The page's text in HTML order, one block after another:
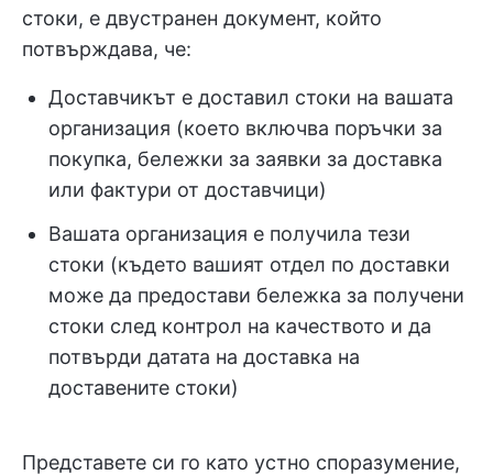
стоки, е двустранен документ, който
потвърждава, че:
Доставчикът е доставил стоки на вашата
организация (което включва поръчки за
покупка, бележки за заявки за доставка
или фактури от доставчици)
Вашата организация е получила тези
стоки (където вашият отдел по доставки
може да предостави бележка за получени
стоки след контрол на качеството и да
потвърди датата на доставка на
доставените стоки)
Представете си го като устно споразумение,